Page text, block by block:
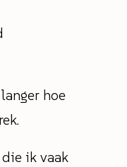
hoe
ik vaak